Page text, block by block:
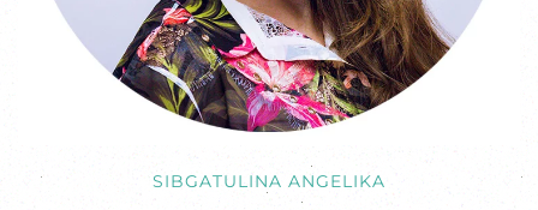
SIBGATULINA ANGELIKA